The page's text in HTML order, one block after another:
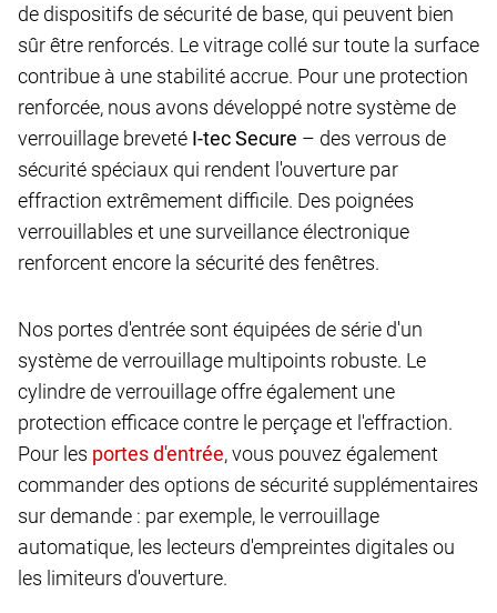
de dispositifs de sécurité de base, qui peuvent bien
sûr être renforcés. Le vitrage collé sur toute la surface
contribue à une stabilité accrue. Pour une protection
renforcée, nous avons développé notre système de
verrouillage breveté I-tec Secure – des verrous de
sécurité spéciaux qui rendent l'ouverture par
effraction extrêmement difficile. Des poignées
verrouillables et une surveillance électronique
renforcent encore la sécurité des fenêtres.
Nos portes d'entrée sont équipées de série d'un
système de verrouillage multipoints robuste. Le
cylindre de verrouillage offre également une
protection efficace contre le perçage et l'effraction.
Pour les
, vous pouvez également
commander des options de sécurité supplémentaires
sur demande : par exemple, le verrouillage
automatique, les lecteurs d'empreintes digitales ou
les limiteurs d'ouverture.